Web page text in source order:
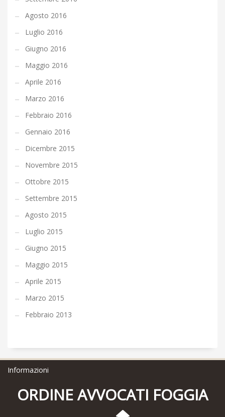
Agosto 2016
Luglio 2016
Giugno 2016
Maggio 2016
Aprile 2016
Marzo 2016
Febbraio 2016
Gennaio 2016
Dicembre 2015
Novembre 2015
Ottobre 2015
Settembre 2015
Agosto 2015
Luglio 2015
Giugno 2015
Maggio 2015
Aprile 2015
Marzo 2015
Febbraio 2013
Informazioni
ORDINE AVVOCATI FOGGIA